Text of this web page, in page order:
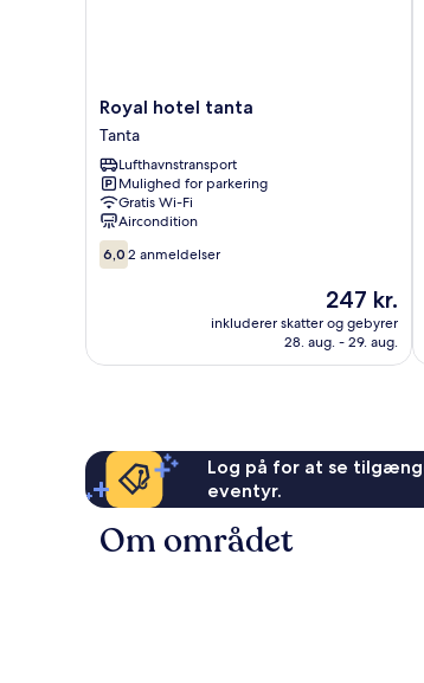
Royal
hotel
tanta
Tanta
Royal hotel tanta
Tanta
Lufthavnstransport
Mulighed for parkering
Gratis Wi-Fi
Aircondition
6.0
ud
6,0 2 anmeldelser
Prisen
er
247 kr.
247 kr.
inkluderer skatter og gebyrer
28. aug. - 29. aug.
Log på for at se
eventyr.
Om området